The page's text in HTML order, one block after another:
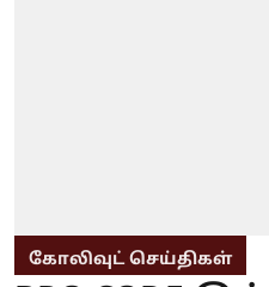
கோலிவுட் செய்திகள்